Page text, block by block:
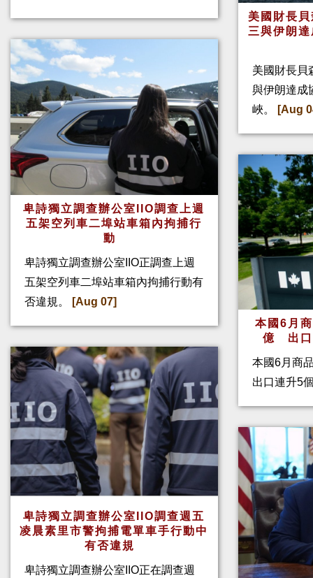
卑詩獨立調查辦公室IIO調查上週
五架空列車二埠站車箱內拘捕行
動
卑詩獨立調查辦公室IIO正調查上週
五架空列車二埠站車箱內拘捕行動有
否違規。
[Aug 07]
卑詩獨立調查辦公室IIO調查週五
凌晨素里市警拘捕電單車手行動中
有否違規
卑詩獨立調查辦公室IIO正在調查週
美國財長
三與伊朗
美國財長貝
與伊朗達成
峽。
[Aug
本國6月
億 出口
本國6月商
出口連升5